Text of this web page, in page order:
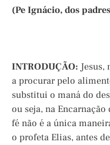
(Pe Ignácio, dos
INTRODUÇÃO: Jesus,
a procurar pelo
substitui o maná do
ou seja, na
fé não é a única
o profeta Elias, antes